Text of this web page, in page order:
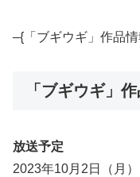
–{「ブギウギ」作品
「ブギウギ」
放送予定
2023年10月2日（月